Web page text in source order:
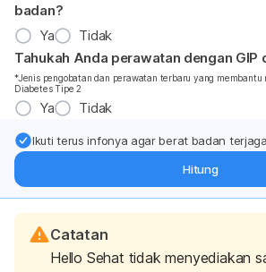
badan?
Ya
Tidak
Tahukah Anda perawatan dengan GIP
*Jenis pengobatan dan perawatan terbaru yang membantu
Diabetes Tipe 2
Ya Tidak
Ikuti terus infonya agar berat badan
Hitung
Catatan
Hello Sehat tidak menyediakan